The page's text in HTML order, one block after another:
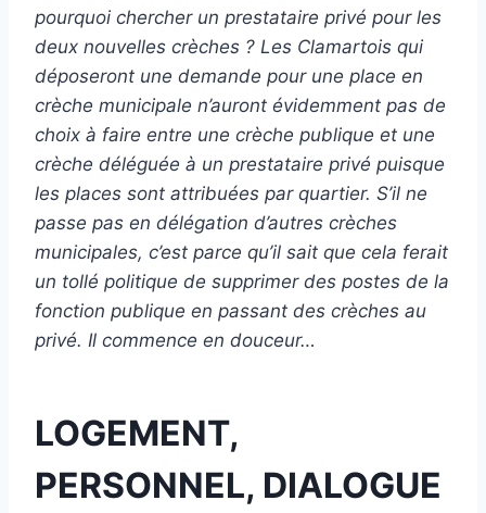
pourquoi chercher un prestataire privé pour les
deux nouvelles crèches ? Les Clamartois qui
déposeront une demande pour une place en
crèche municipale n’auront évidemment pas de
choix à faire entre une crèche publique et une
crèche déléguée à un prestataire privé puisque
les places sont attribuées par quartier. S’il ne
passe pas en délégation d’autres crèches
municipales, c’est parce qu’il sait que cela ferait
un tollé politique de supprimer des postes de la
fonction publique en passant des crèches au
privé. Il commence en douceur…
LOGEMENT,
PERSONNEL, DIALOGUE